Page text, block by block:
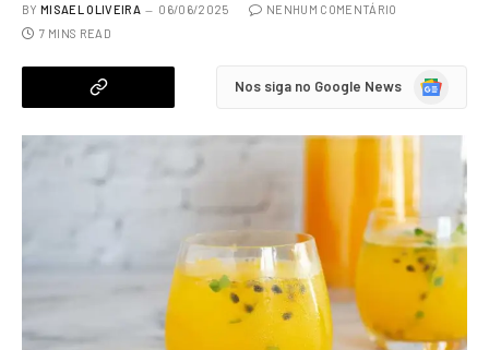
BY MISAEL OLIVEIRA 06/06/2025
NENHUM COMENTÁRIO
7 MINS READ
Nos siga no Google News
Google